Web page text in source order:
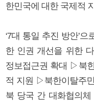
한민국에 대한 국제적
‘7대 통일 추진 방안’
한 인권 개선을 위한
정보접근권 확대 ▷북
적 지원 ▷북한이탈주
북 당국 간 대화협의